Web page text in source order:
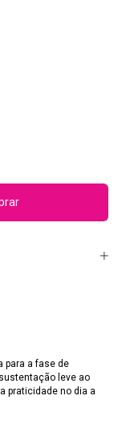
para a fase de
leve ao
praticidade no dia a